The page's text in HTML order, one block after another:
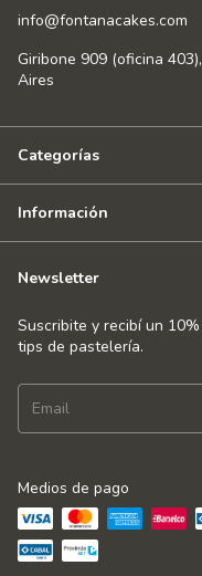
info@fontanacakes.com
Giribone 909 (oficina
Aires
Categorías
Información
Newsletter
Suscribite y recibí un
tips de pastelería.
Medios de pago